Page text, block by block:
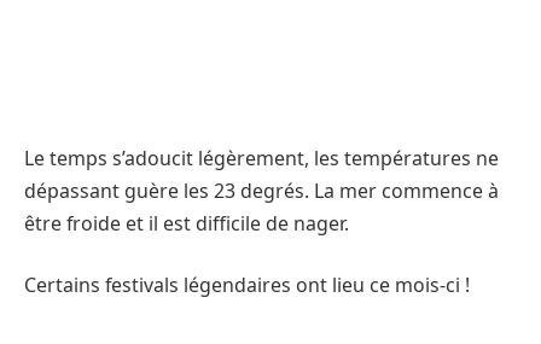
Le temps s’adoucit légèrement, les températures ne
dépassant guère les 23 degrés. La mer commence à
être froide et il est difficile de nager.
Certains festivals légendaires ont lieu ce mois-ci !